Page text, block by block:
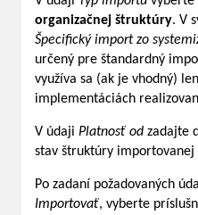
organizačnej štruktúry. V
Špecifický import zo
určený pre štandardný
využíva sa (ak je vhodný)
implementáciách
V údaji Platnosť od zadajte
stav štruktúry importovanej
Po zadaní požadovaných
Importovať, vyberte